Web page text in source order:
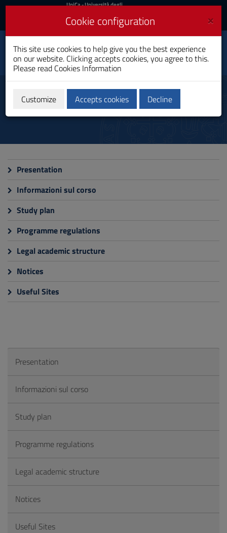
Skip
Content
to
Go
Footer
UniCa
Login
UniCa- Università degli
Login UniCA News
Toggle
navigation
Food and Nutrition
Sciences
Master's Degree
Programme
Presentation
Informazioni sul corso
Study plan
Programme regulations
Legal academic structure
Notices
Useful Sites
Presentation
Informazioni sul corso
Study plan
Programme regulations
Legal academic structure
Notices
Useful Sites
×
Cookie configuration
This site use cookies to help give you the best experience
on our website. Clicking accepts cookies, you agree to this.
Please read Cookies Information
Customize Accepts cookies Decline